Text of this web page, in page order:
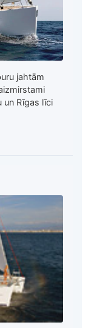
jahtām
un Rīgas līci